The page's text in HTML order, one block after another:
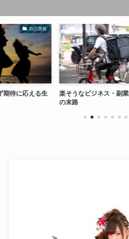
自己啓発
待に応える生
楽そうなビジネス・副業
の末路